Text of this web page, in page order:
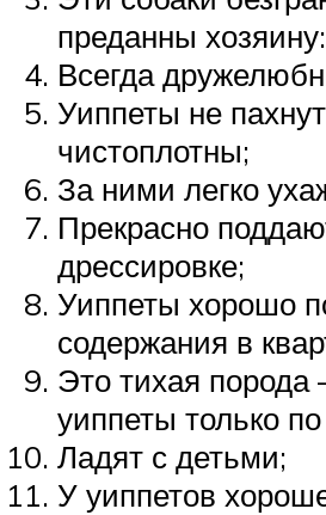
преданны хозяину:
Всегда
Уиппеты не
чистоплотны;
За ними легко
Прекрасно
дрессировке;
Уиппеты хорошо
содержания в
Это тихая порода
уиппеты только
Ладят с детьми;
У уиппетов